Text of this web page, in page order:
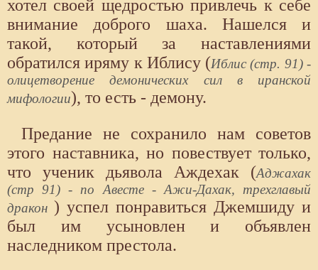
хотел своей щедростью привлечь к себе
внимание доброго шаха. Нашелся и
такой, который за наставлениями
обратился иряму к Иблису (Иблис (стр. 91) -
олицетворение демонических сил в иранской
мифологии), то есть - демону.
Предание не сохранило нам советов
этого наставника, но повествует только,
что ученик дьявола Аждехак (Аджахак
(стр 91) - по Авесте - Ажи-Дахак, трехглавый
дракон ) успел понравиться Джемшиду и
был им усыновлен и объявлен
наследником престола.